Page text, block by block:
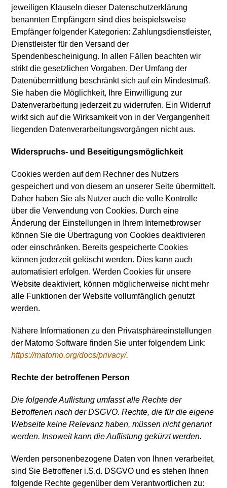
jeweiligen Klauseln dieser Datenschutzerklärung
benannten Empfängern sind dies beispielsweise
Empfänger folgender Kategorien: Zahlungsdienstleister,
Dienstleister für den Versand der
Spendenbescheinigung. In allen Fällen beachten wir
strikt die gesetzlichen Vorgaben. Der Umfang der
Datenübermittlung beschränkt sich auf ein Mindestmaß.
Sie haben die Möglichkeit, Ihre Einwilligung zur
Datenverarbeitung jederzeit zu widerrufen. Ein Widerruf
wirkt sich auf die Wirksamkeit von in der Vergangenheit
liegenden Datenverarbeitungsvorgängen nicht aus.
Widerspruchs- und Beseitigungsmöglichkeit
Cookies werden auf dem Rechner des Nutzers
gespeichert und von diesem an unserer Seite übermittelt.
Daher haben Sie als Nutzer auch die volle Kontrolle
über die Verwendung von Cookies. Durch eine
Änderung der Einstellungen in Ihrem Internetbrowser
können Sie die Übertragung von Cookies deaktivieren
oder einschränken. Bereits gespeicherte Cookies
können jederzeit gelöscht werden. Dies kann auch
automatisiert erfolgen. Werden Cookies für unsere
Website deaktiviert, können möglicherweise nicht mehr
alle Funktionen der Website vollumfänglich genutzt
werden.
Nähere Informationen zu den Privatsphäreeinstellungen
der Matomo Software finden Sie unter folgendem Link:
https://matomo.org/docs/privacy/.
Rechte der betroffenen Person
Die folgende Auflistung umfasst alle Rechte der
Betroffenen nach der DSGVO. Rechte, die für die eigene
Webseite keine Relevanz haben, müssen nicht genannt
werden. Insoweit kann die Auflistung gekürzt werden.
Werden personenbezogene Daten von Ihnen verarbeitet,
sind Sie Betroffener i.S.d. DSGVO und es stehen Ihnen
folgende Rechte gegenüber dem Verantwortlichen zu: